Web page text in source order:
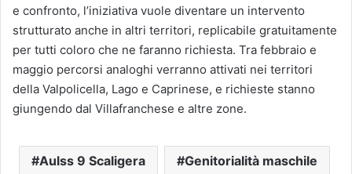
e confronto, l’iniziativa vuole diventare un intervento
strutturato anche in altri territori, replicabile gratuitamente
per tutti coloro che ne faranno richiesta. Tra febbraio e
maggio percorsi analoghi verranno attivati nei territori
della Valpolicella, Lago e Caprinese, e richieste stanno
giungendo dal Villafranchese e altre zone.
Aulss 9 Scaligera Genitorialità maschile